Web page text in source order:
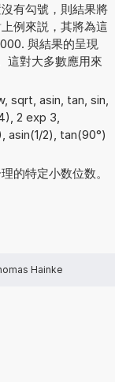
有勾號，則結果將
例來説，其將為這
與結果的呈現
這對大多數應用來
sqrt, asin, tan, sin,
2 exp 3,
asin(1/2), tan(90°)
的特定小数位数。
Hainke